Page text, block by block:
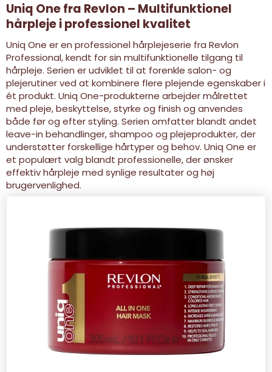
Uniq One fra Revlon – Multifunktionel
hårpleje i professionel kvalitet
Uniq One er en professionel hårplejeserie fra Revlon
Professional, kendt for sin multifunktionelle tilgang til
hårpleje. Serien er udviklet til at forenkle salon- og
plejerutiner ved at kombinere flere plejende egenskaber i
ét produkt. Uniq One-produkterne arbejder målrettet
med pleje, beskyttelse, styrke og finish og anvendes
både før og efter styling. Serien omfatter blandt andet
leave-in behandlinger, shampoo og plejeprodukter, der
understøtter forskellige hårtyper og behov. Uniq One er
et populært valg blandt professionelle, der ønsker
effektiv hårpleje med synlige resultater og høj
brugervenlighed.